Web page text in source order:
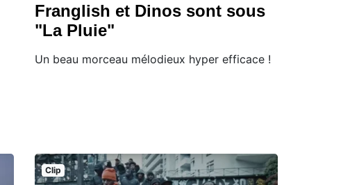
Franglish et Dinos sont sous
"La Pluie"
Un beau morceau mélodieux hyper efficace !
Clip